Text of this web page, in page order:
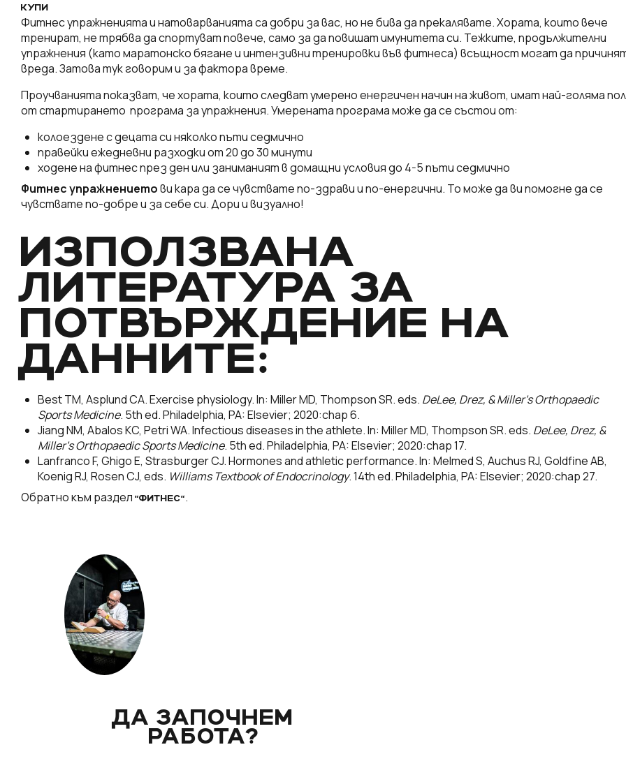
КУПИ
Фитнес упражненията и натоварванията са добри за вас, но не бива да прекалявате. Хората, които вече
тренират, не трябва да спортуват повече, само за да повишат имунитета си. Тежките, продължителни
упражнения (като маратонско бягане и интензивни тренировки във фитнеса) всъщност могат да
вреда. Затова тук говорим и за фактора време.
Проучванията показват, че хората, които следват умерено енергичен начин на живот, имат най-голяма
от стартирането програма за упражнения. Умерената програма може да се състои от:
колоездене с децата си няколко пъти седмично
правейки ежедневни разходки от 20 до 30 минути
ходене на фитнес през ден или заниманият в домащни условия до 4-5 пъти седмично
Фитнес упражнениетови кара да се чувствате по-здрави и по-енергични. То може да ви помогне да се
чувствате по-добре и за себе си. Дори и визуално!
ИЗПОЛЗВАНА
ЛИТЕРАТУРА ЗА
ПОТВЪРЖДЕНИЕ НА
ДАННИТЕ:
Best TM, Asplund CA. Exercise physiology. In: Miller MD, Thompson SR. eds. DeLee, Drez, & Miller’s Orthopaedic
Sports Medicine. 5th ed. Philadelphia, PA: Elsevier; 2020:chap 6.
Jiang NM, Abalos KC, Petri WA. Infectious diseases in the athlete. In: Miller MD, Thompson SR. eds. DeLee, Drez, &
Miller’s Orthopaedic Sports Medicine. 5th ed. Philadelphia, PA: Elsevier; 2020:chap 17.
Lanfranco F, Ghigo E, Strasburger CJ. Hormones and athletic performance. In: Melmed S, Auchus RJ, Goldfine AB,
Koenig RJ, Rosen CJ, eds. Williams Textbook of Endocrinology. 14th ed. Philadelphia, PA: Elsevier; 2020:chap 27.
Обратно към раздел “ФИТНЕС“.
ДА ЗАПОЧНЕМ
РАБОТА?